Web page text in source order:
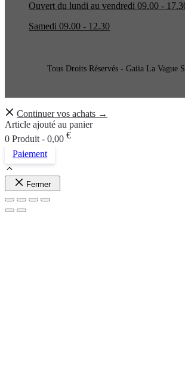
Ouvert du lundi au vendredi 09.00 -
Samedi 09.00 - 12.30
Tous Droits Réservés - Gaiia La Vague
Continuer vos achats →
Article ajouté au panier
0 Produit - 0,00 €
Paiement
Fermer